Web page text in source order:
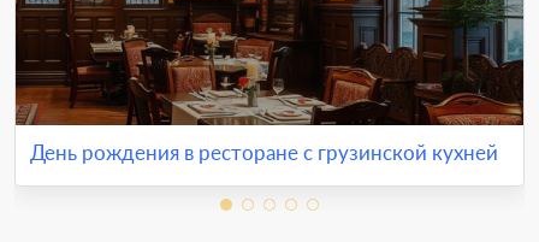
День рождения в ресторане с грузинской кухней